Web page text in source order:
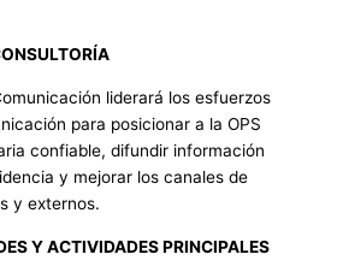
liderará los esfuerzos
para posicionar a la OPS
confiable, difundir información
y mejorar los canales de
y externos.
Y ACTIVIDADES PRINCIPALES